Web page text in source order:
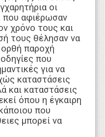
οι
που αφιέρωσαν
χρόνο τους και
τους θέλησαν να
παροχή
που
για να
καταστάσεις
και καταστάσεις
όπου η έγκαιρη
που
μπορεί να